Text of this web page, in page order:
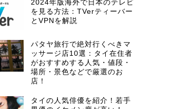
2024年版海外で日本のテレビ
を見る方法：TVerティーバー
とVPNを解説
パタヤ旅行で絶対行くべきマ
ッサージ店10選：タイ在住者
がおすすめする人気・値段・
場所・景色などで厳選のお
店！
タイの人気俳優を紹介！若手